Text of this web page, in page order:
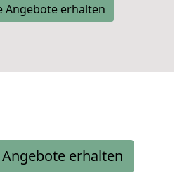
Angebote erhalten
erhalten